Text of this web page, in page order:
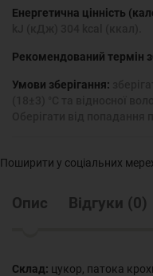
Енергетична цінність
Рекомендований термін
Умови зберігання:
Поширити у соціальних
Опис Відгуки (0)
Склад: цукор, патока